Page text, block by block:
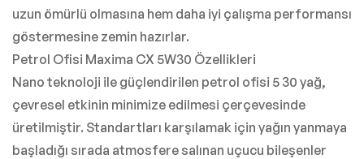
uzun ömürlü olmasına hem daha iyi çalışma performansı
göstermesine zemin hazırlar.
Petrol Ofisi Maxima CX 5W30 Özellikleri
Nano teknoloji ile güçlendirilen petrol ofisi 5 30 yağ,
çevresel etkinin minimize edilmesi çerçevesinde
üretilmiştir. Standartları karşılamak için yağın yanmaya
başladığı sırada atmosfere salınan uçucu bileşenler